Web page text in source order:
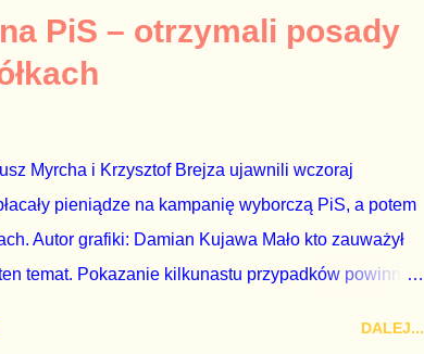
całego państwa. Zastrzeżenie „jeśli są
do czynienia z medium o wyjątkowo wątpliwej
nie zostały w żaden sposób zdementowane, a
PiS – otrzymali posady
Myrcha i Krzysztof Brejza ujawnili wczoraj
pieniądze na kampanię wyborczą PiS, a potem
Autor grafiki: Damian Kujawa Mało kto zauważył
temat. Pokazanie kilkunastu przypadków powinno
DALEJ...